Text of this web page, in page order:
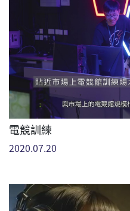
電競訓練
2020.07.20